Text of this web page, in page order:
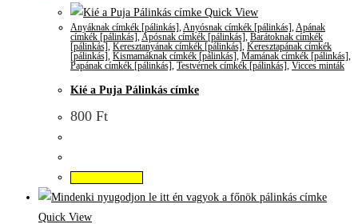
Quick View
Anyáknak címkék [pálinkás],Anyósnak címkék [pálinkás],Apának
címkék [pálinkás],Apósnak címkék [pálinkás], Barátoknak címkék
[pálinkás], Keresztanyának címkék [pálinkás], Keresztapának címkék
[pálinkás], Kismamáknak címkék [pálinkás], Mamának címkék [pálinkás],
Papának címkék [pálinkás], Testvérnek címkék [pálinkás], Vicces minták
Kié a Puja Pálinkás címke
800 Ft
Quick View